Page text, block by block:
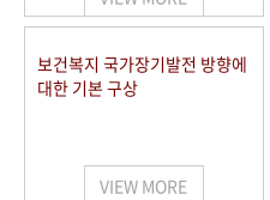
보건복지 국가장기발전 방향에
대한 기본 구상
VIEW MORE